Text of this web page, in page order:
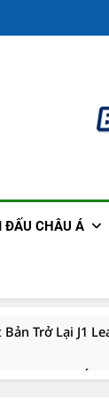
ĐẤU CHÂU Á
Trở Lại J1
Gây Chú Ý